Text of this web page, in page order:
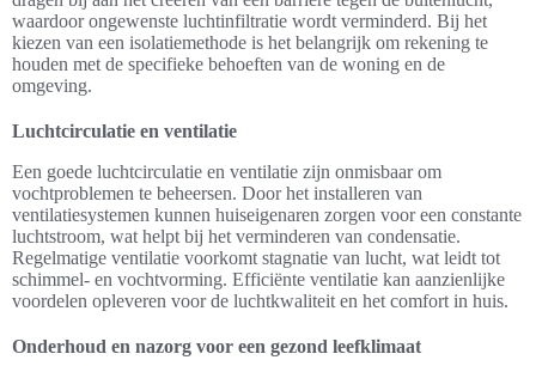
waardoor ongewenste luchtinfiltratie wordt verminderd. Bij het
kiezen van een isolatiemethode is het belangrijk om rekening te
houden met de specifieke behoeften van de woning en de
omgeving.
Luchtcirculatie en ventilatie
Een goede luchtcirculatie en ventilatie zijn onmisbaar om
vochtproblemen te beheersen. Door het installeren van
ventilatiesystemen kunnen huiseigenaren zorgen voor een constante
luchtstroom, wat helpt bij het verminderen van condensatie.
Regelmatige ventilatie voorkomt stagnatie van lucht, wat leidt tot
schimmel- en vochtvorming. Efficiënte ventilatie kan aanzienlijke
voordelen opleveren voor de luchtkwaliteit en het comfort in huis.
Onderhoud en nazorg voor een gezond leefklimaat